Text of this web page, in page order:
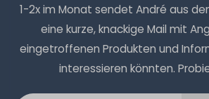
1-2x im Monat sendet André aus
eine kurze, knackige Mail mit
eingetroffenen Produkten und
interessieren könnten.